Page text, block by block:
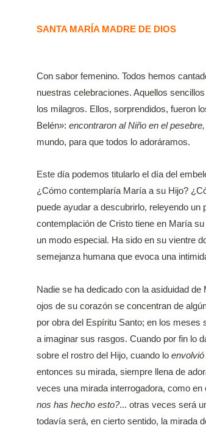
SANTA MARÍA MADRE DE DIOS
Con sabor femenino. Todos hemos
nuestras celebraciones. Aquellos
los milagros. Ellos, sorprendidos, fueron
Belén»: encontraron al Niño en el
mundo, para que todos lo adoráramos.
Este día podemos titularlo el día del
¿Cómo contemplaría María a su Hijo?
puede ayudar a descubrirlo, releyendo un
contemplación de Cristo tiene en María
un modo especial. Ha sido en su vientre
semejanza humana que evoca una
Nadie se ha dedicado con la asiduidad
ojos de su corazón se concentran de
por obra del Espíritu Santo; en los
a imaginar sus rasgos. Cuando por fin lo
sobre el rostro del Hijo, cuando lo
entonces su mirada, siempre llena de
veces una mirada interrogadora, como
nos has hecho esto?... otras veces será
todavía será, en cierto sentido, la mirada